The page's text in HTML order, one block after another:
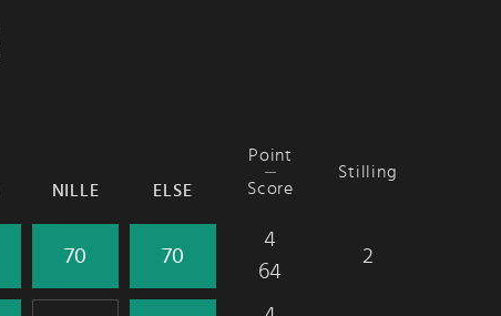
NILLE ELSE
Point
Score
Stilling
4
64
2